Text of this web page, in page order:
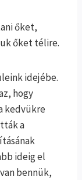
őket,
őket télire.
idejébe.
hogy
kedvükre
a
ideig el
bennük,